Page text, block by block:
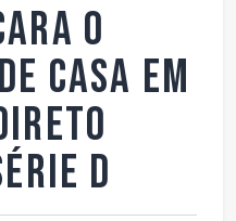
o
casa em
D